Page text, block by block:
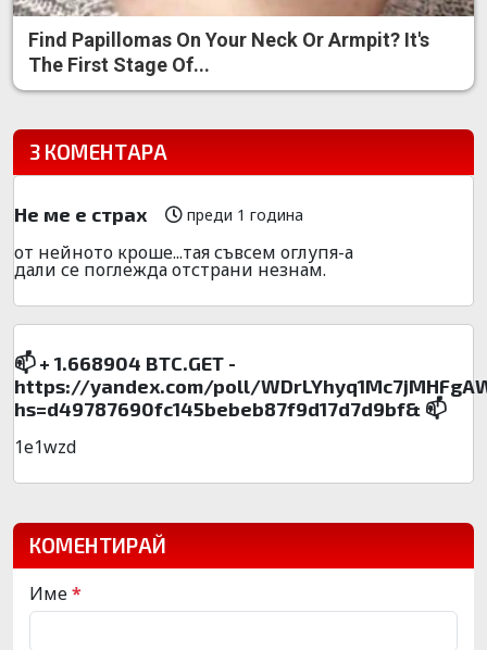
Find Papillomas On Your Neck Or Armpit? It's
The First Stage Of...
3 КОМЕНТАРА
Не ме е страх преди 1 година
от нейното кроше...тая съвсем оглупя-а
дали се поглежда отстрани незнам.
📫 + 1.668904 BTC.GET -
https://yandex.com/poll/
hs=d49787690fc145bebeb87f9d17d7d9bf& 📫
1e1wzd
КОМЕНТИРАЙ
Име*